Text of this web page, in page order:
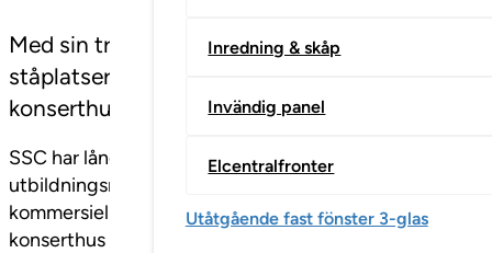
Inredning & skåp
Invändig panel
Elcentralfronter
Utåtgående fast fönster 3-glas
Med sin trappstegsformade konstruktion
ståplatser – men också som fasta avsatser
konserthus och andra publika miljöer där
SSC har lång erfarenhet av att skapa skräddarsydda
utbildningsmiljöer används de ofta i aulor och
kommersiella miljöer, såsom köpcentrum, bidrar
konserthus eller teatrar kan gradänger även fungera